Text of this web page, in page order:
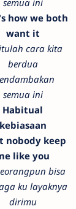
semua ini
how we both
want it
cara kita
berdua
semua ini
Habitual
kebiasaan
nobody keep
like you
bisa
ku layaknya
dirimu